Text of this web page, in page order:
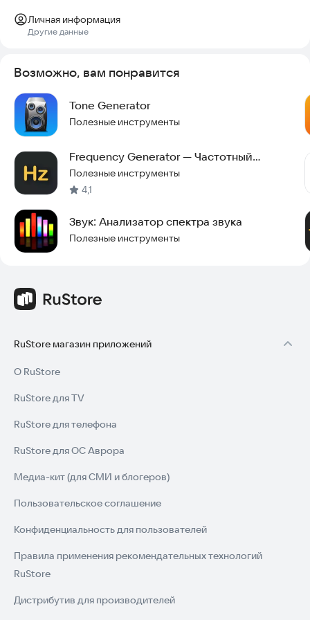
качество звука на вашем устройстве.
Личная информация
Другие данные
Возможно, вам понравится
Tone Generator
Полезные инструменты
Frequency Generator — Частотный
генератор звука
Полезные инструменты
4,1
Звук: Анализатор спектра звука
Полезные инструменты
RuStore магазин приложений
О RuStore
RuStore для TV
RuStore для телефона
RuStore для ОС Аврора
Медиа-кит (для СМИ и блогеров)
Пользовательское соглашение
Конфиденциальность для пользователей
Правила применения рекомендательных технологий
RuStore
Дистрибутив для производителей